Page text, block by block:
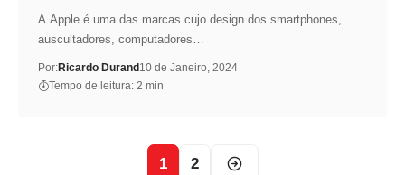
A Apple é uma das marcas cujo design dos smartphones,
auscultadores, computadores…
Por:Ricardo Durand 10 de Janeiro, 2024
Tempo de leitura: 2 min
1 2